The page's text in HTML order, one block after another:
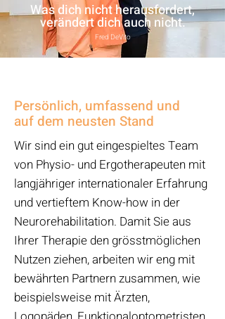
Was dich nicht herausfordert,
verändert dich auch nicht.
Fred DeVito
Persönlich, umfassend und
auf dem neusten Stand
Wir sind ein gut eingespieltes Team
von Physio- und Ergotherapeuten mit
langjähriger internationaler Erfahrung
und vertieftem Know-how in der
Neurorehabilitation. Damit Sie aus
Ihrer Therapie den grösstmöglichen
Nutzen ziehen, arbeiten wir eng mit
bewährten Partnern zusammen, wie
beispielsweise mit Ärzten,